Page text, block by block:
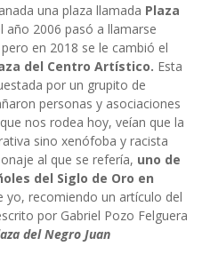
una plaza llamada Plaza
año 2006 pasó a llamarse
pero en 2018 se le cambió el
del Centro Artístico. Esta
por un grupito de
personas y asociaciones
nos rodea hoy, veían que la
sino xenófoba y racista
al que se refería, uno de
del Siglo de Oro en
yo, recomiendo un artículo del
por Gabriel Pozo Felguera
del Negro Juan